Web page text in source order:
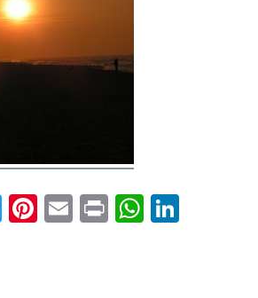
T Pi E P W Li